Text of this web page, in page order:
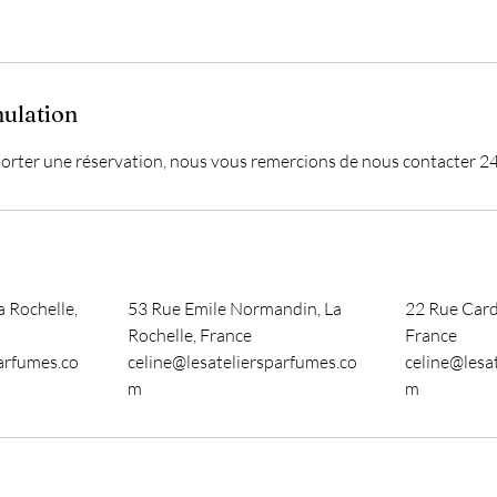
une réservation, nous vous remercions de nous contacter
Rochelle,
53 Rue Emile Normandin, La
Rochelle, France
celine@lesateliersparfumes.co
m
22 Rue
France
m